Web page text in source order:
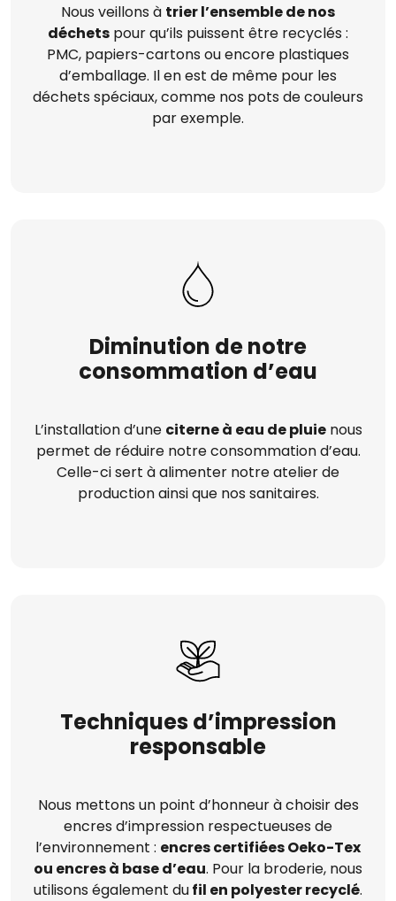
Nous veillons à trier l’ensemble de nos
déchets pour qu’ils puissent être recyclés :
PMC, papiers-cartons ou encore plastiques
d’emballage. Il en est de même pour les
déchets spéciaux, comme nos pots de couleurs
par exemple.
Diminution de notre
consommation d’eau
L’installation d’une citerne à eau de pluienous
permet de réduire notre consommation d’eau.
Celle-ci sert à alimenter notre atelier de
production ainsi que nos sanitaires.
Techniques d’impression
responsable
Nous mettons un point d’honneur à choisir des
encres d’impression respectueuses de
l’environnement : encres certifiées Oeko-Tex
ou encres à base d’eau. Pour la broderie, nous
utilisons également dufil en polyester recyclé.